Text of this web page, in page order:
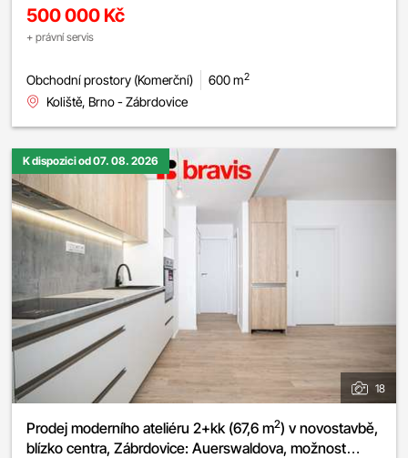
500 000 Kč
+ právní servis
Obchodní prostory (Komerční) 600 m2
Koliště, Brno - Zábrdovice
K dispozici od 07. 08. 2026
18
Prodej moderního ateliéru 2+kk (67,6 m2) v novostavbě,
blízko centra, Zábrdovice: Auerswaldova, možnost